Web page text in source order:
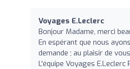
Voyages E.Leclerc
Bonjour Madame, merci
En espérant que nous
demande ; au plaisir de
L'équipe Voyages E.Leclerc